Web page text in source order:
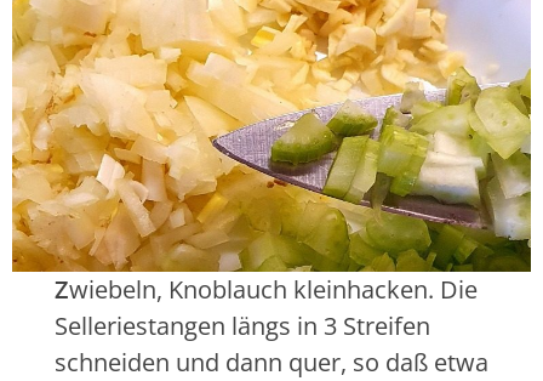
Zwiebeln, Knoblauch kleinhacken. Die
Selleriestangen längs in 3 Streifen
schneiden und dann quer, so daß etwa